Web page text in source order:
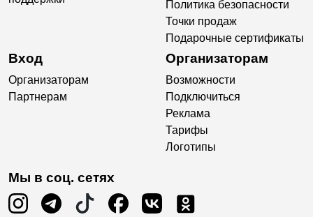
Политика безопасности
Точки продаж
Подарочные сертификаты
Вход
Организаторам
Партнерам
Организаторам
Возможности
Подключиться
Реклама
Тарифы
Логотипы
Мы в соц. сетях